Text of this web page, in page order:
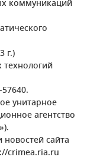
коммуникаций
г.)
унитарное
агентство
сайта
crimea.ria.ru